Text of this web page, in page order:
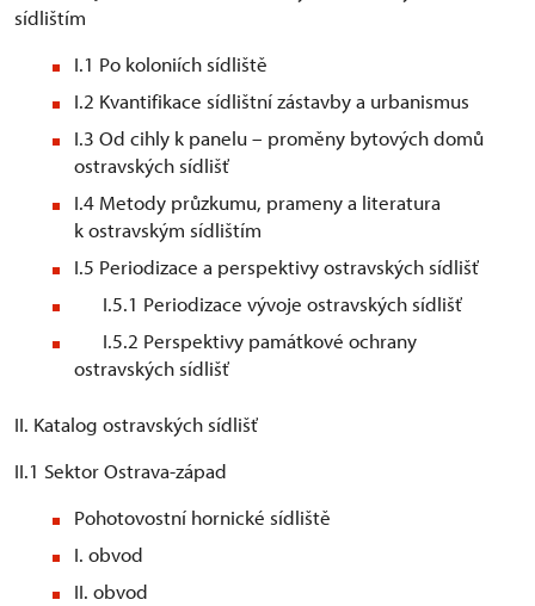
sídlištím
I.1 Po koloniích sídliště
I.2 Kvantifikace sídlištní zástavby a urbanismus
I.3 Od cihly k panelu – proměny bytových domů
ostravských sídlišť
I.4 Metody průzkumu, prameny a literatura
k ostravským sídlištím
I.5 Periodizace a perspektivy ostravských sídlišť
I.5.1 Periodizace vývoje ostravských sídlišť
I.5.2 Perspektivy památkové ochrany
ostravských sídlišť
II. Katalog ostravských sídlišť
II.1 Sektor Ostrava-západ
Pohotovostní hornické sídliště
I. obvod
II. obvod